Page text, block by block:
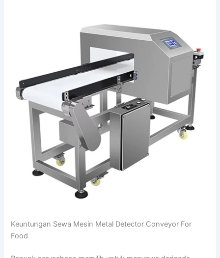
Keuntungan Sewa Mesin Metal Detector Conveyor For
Food